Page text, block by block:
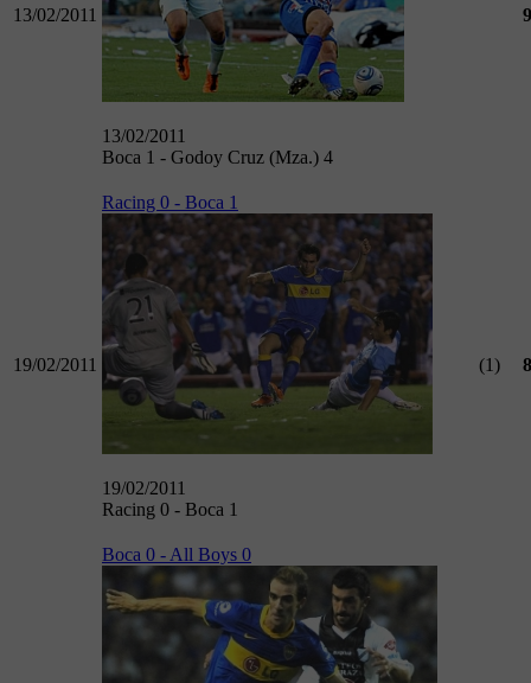
13/02/2011
13/02/2011
Boca 1 - Godoy Cruz (Mza.) 4
19/02/2011
Racing 0 - Boca 1
19/02/2011
Racing 0 - Boca 1
(1)
Boca 0 - All Boys 0